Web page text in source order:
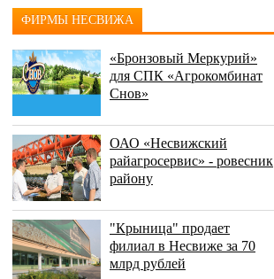
ФИРМЫ НЕСВИЖА
«Бронзовый Меркурий»
для СПК «Агрокомбинат
Снов»
ОАО «Несвижский
райагросервис» - ровесник
району
"Крыница" продает
филиал в Несвиже за 70
млрд рублей